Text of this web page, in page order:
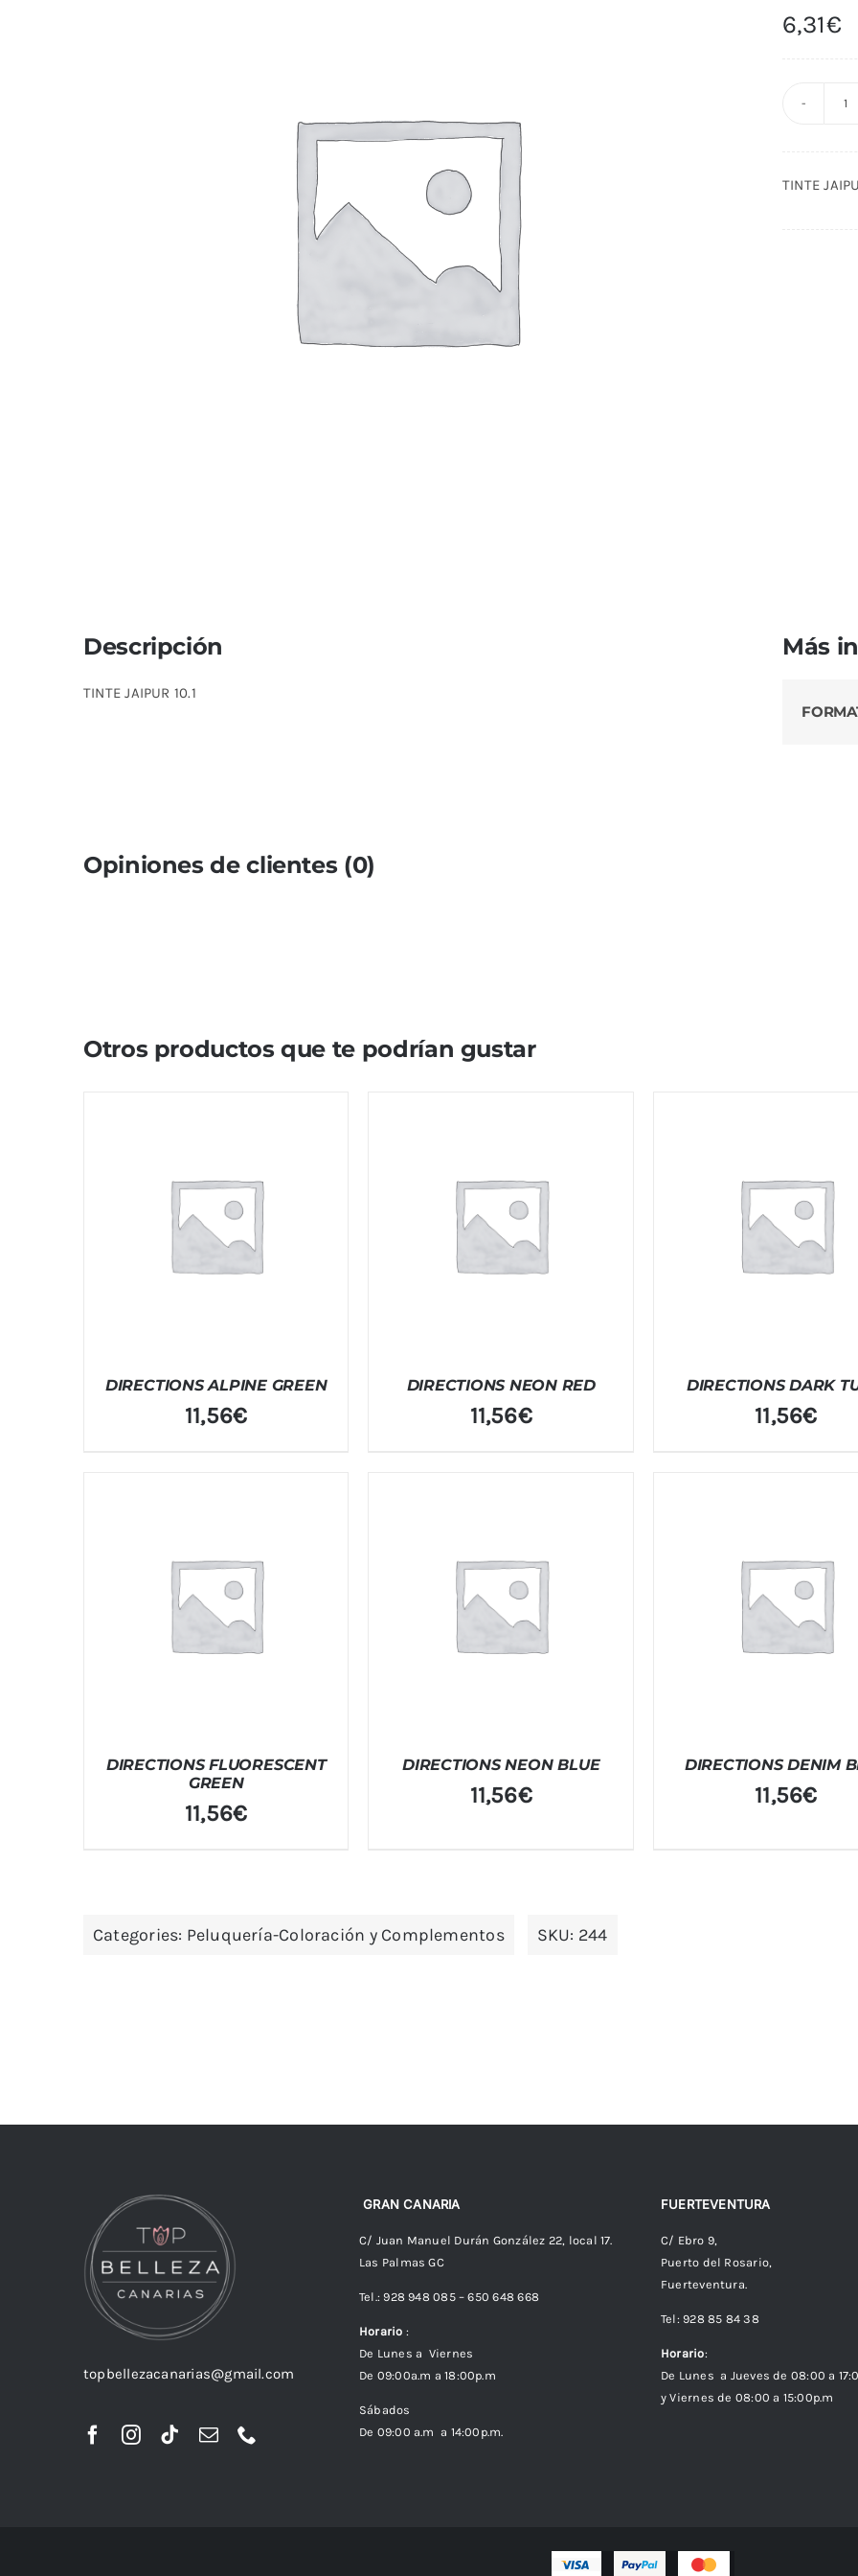
6,31€
TINTE
Descripción
TINTE JAIPUR 10.1
Más
Opiniones de clientes (0)
Otros productos que te podrían gustar
DIRECTIONS ALPINE GREEN
11,56€
DIRECTIONS NEON RED
11,56€
DIRECTIONS DARK
11,56€
DIRECTIONS FLUORESCENT
GREEN
11,56€
DIRECTIONS NEON BLUE
11,56€
DIRECTIONS DENIM
11,56€
Categories: Peluquería-Coloración y Complementos SKU: 244
topbellezacanarias@gmail.com
GRAN CANARIA
C/ Juan Manuel Durán González 22, local 17.
Las Palmas GC
Tel.: 928 948 085 – 650 648 668
Horario :
De Lunes a Viernes
De 09:00a.m a 18:00p.m
Sábados
De 09:00 a.m a 14:00p.m.
FUERTEVENTURA
C/ Ebro 9,
Puerto del Rosario,
Fuerteventura.
Tel: 928 85 84 38
Horario:
De Lunes a Jueves de 08:00 a
y Viernes de 08:00 a 15:00p.m